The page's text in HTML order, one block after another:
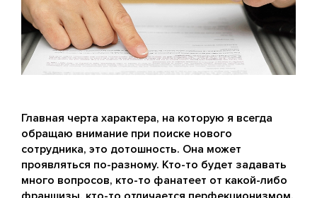
Главная черта характера, на которую я всегда
обращаю внимание при поиске нового
сотрудника, это дотошность. Она может
проявляться по-разному. Кто-то будет задавать
много вопросов, кто-то фанатеет от какой-либо